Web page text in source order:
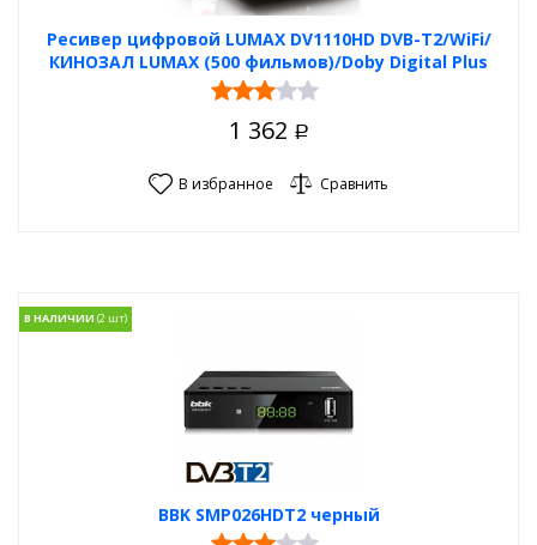
Ресивер цифровой LUMAX DV1110HD DVB-T2/WiFi/
КИНОЗАЛ LUMAX (500 фильмов)/Doby Digital Plus
1 362 Р
В избранное Сравнить
BBK SMP026HDT2 черный
В НАЛИЧИИ